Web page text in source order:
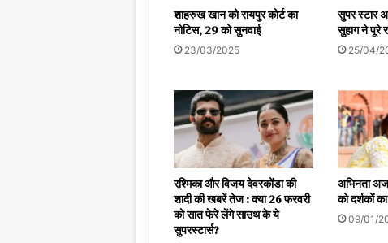
शाहरुख खान को रायपुर कोर्ट का
नोटिस, 29 को सुनवाई
23/03/2025
सुपर स्टार
सुहाग ने पूरे
25/04/
रश्मिका और विजय देवरकोंडा की
शादी की खबरें तेज : क्या 26 फरवरी
को सात फेरे लेंगे साउथ के ये
सुपरस्टार्स?
अभिनता
को दर्शकों
09/01/